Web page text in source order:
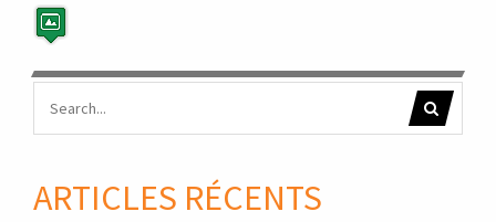
ARTICLES RÉCENTS